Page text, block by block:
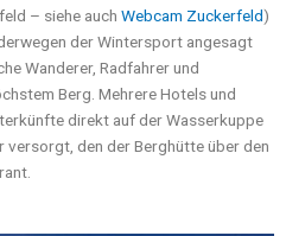
– siehe auch Webcam Zuckerfeld)
der Wintersport angesagt
Wanderer, Radfahrer und
Berg. Mehrere Hotels und
direkt auf der Wasserkuppe
versorgt, den der Berghütte über den